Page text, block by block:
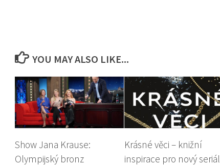
YOU MAY ALSO LIKE...
Show Jana Krause:
Olympijský bronz
Krásné věci – knižní
inspirace pro nový seriál